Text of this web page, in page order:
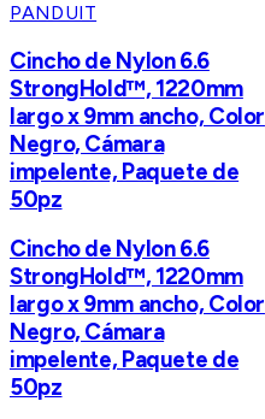
PANDUIT
Cincho de Nylon 6.6
StrongHold™, 1220mm
largo x 9mm ancho, Color
Negro, Cámara
impelente, Paquete de
50pz
Cincho de Nylon 6.6
StrongHold™, 1220mm
largo x 9mm ancho, Color
Negro, Cámara
impelente, Paquete de
50pz